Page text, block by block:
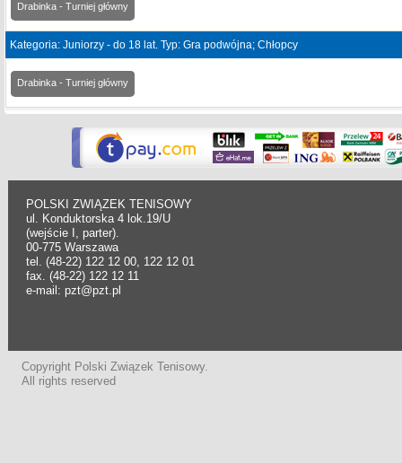
Drabinka - Turniej główny
Kategoria: Juniorzy - do 18 lat. Typ: Gra podwójna; Chłopcy
Drabinka - Turniej główny
POLSKI ZWIĄZEK TENISOWY
ul. Konduktorska 4 lok.19/U
(wejście I, parter).
00-775 Warszawa
tel. (48-22) 122 12 00, 122 12 01
fax. (48-22) 122 12 11
e-mail: pzt@pzt.pl
Copyright Polski Związek Tenisowy.
All rights reserved